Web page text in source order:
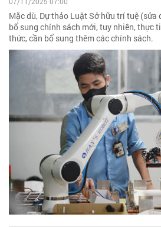
Mặc dù, Dự thảo Luật Sở hữu trí tuệ (sửa
bổ sung chính sách mới, tuy nhiên, thực
thức, cần bổ sung thêm các chính sách.